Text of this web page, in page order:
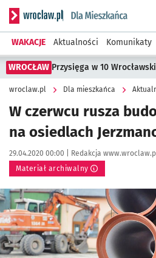
Serwis informacyjny wroclaw.pl
WAKACJE Aktualności Komunikaty
WROCŁAW Przysięga w 10
wroclaw.pl Dla mieszkańca
W czerwcu rusza
na osiedlach
Data publikacji:
29.04.2020 00:00 | Autor:
Redakcja
Materiał archiwalny
Kliknij, aby powiększyć